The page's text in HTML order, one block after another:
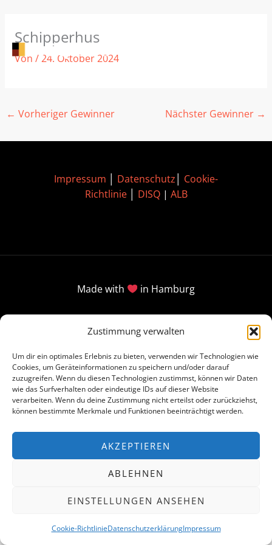
Zustimmung verwalten
Um dir ein optimales Erlebnis zu bieten, verwenden wir Technologien wie
Cookies, um Geräteinformationen zu speichern und/oder darauf
zuzugreifen. Wenn du diesen Technologien zustimmst, können wir Daten
wie das Surfverhalten oder eindeutige IDs auf dieser Website
verarbeiten. Wenn du deine Zustimmung nicht erteilst oder zurückziehst,
können bestimmte Merkmale und Funktionen beeinträchtigt werden.
AKZEPTIEREN
ABLEHNEN
EINSTELLUNGEN ANSEHEN
Cookie-RichtlinieDatenschutzerklärungImpressum
Inhalt
springen
Schipperhus
Von /24. Oktober 2024
← Vorheriger Gewinner Nächster Gewinner →
Impressum Datenschutz
Cookie-
Richtlinie│ DISQ| ALB
Made with in Hamburg